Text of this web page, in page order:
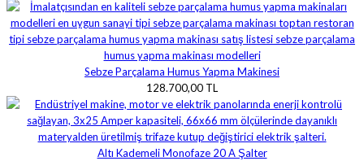
Sebze Parçalama Humus Yapma Makinesi
128.700,00 TL
Altı Kademeli Monofaze 20 A Şalter